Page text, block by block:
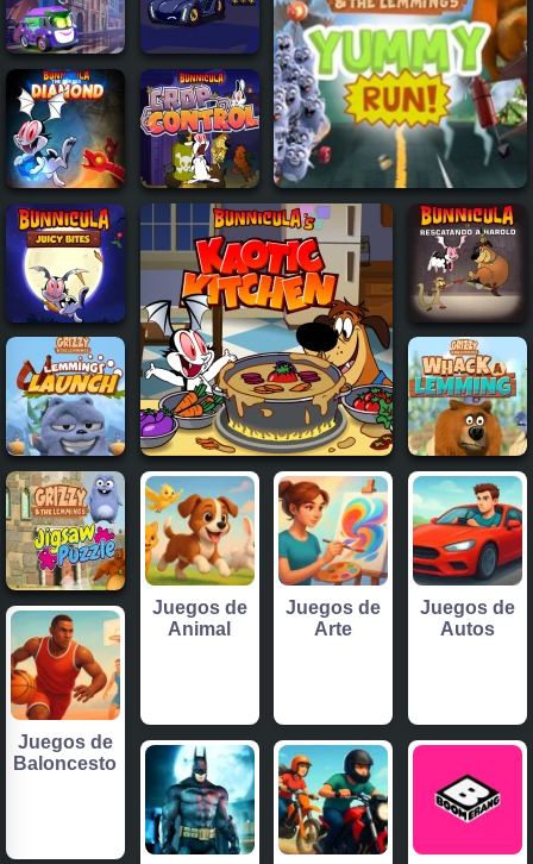
Juegos de
Animal
Juegos de
Arte
Juegos de
Autos
Juegos de
Baloncesto